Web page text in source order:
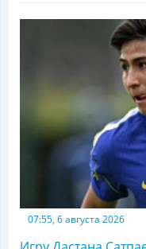
07:55, 6 августа 2026